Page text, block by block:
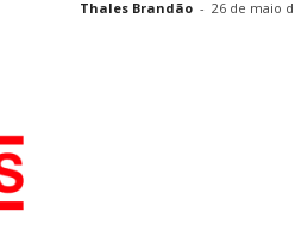
Thales Brandão - 26 de maio